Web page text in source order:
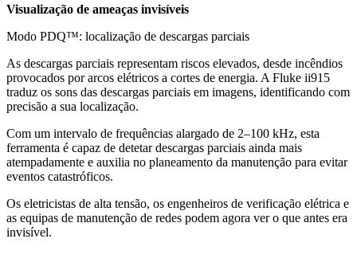
Visualização de ameaças invisíveis
Modo PDQ™: localização de descargas parciais
As descargas parciais representam riscos elevados, desde incêndios
provocados por arcos elétricos a cortes de energia. A Fluke ii915
traduz os sons das descargas parciais em imagens, identificando com
precisão a sua localização.
Com um intervalo de frequências alargado de 2–100 kHz, esta
ferramenta é capaz de detetar descargas parciais ainda mais
atempadamente e auxilia no planeamento da manutenção para evitar
eventos catastróficos.
Os eletricistas de alta tensão, os engenheiros de verificação elétrica e
as equipas de manutenção de redes podem agora ver o que antes era
invisível.